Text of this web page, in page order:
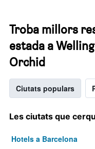
Troba millors
estada a
Orchid
Ciutats populars
Les ciutats que
Hotels a Barcelona